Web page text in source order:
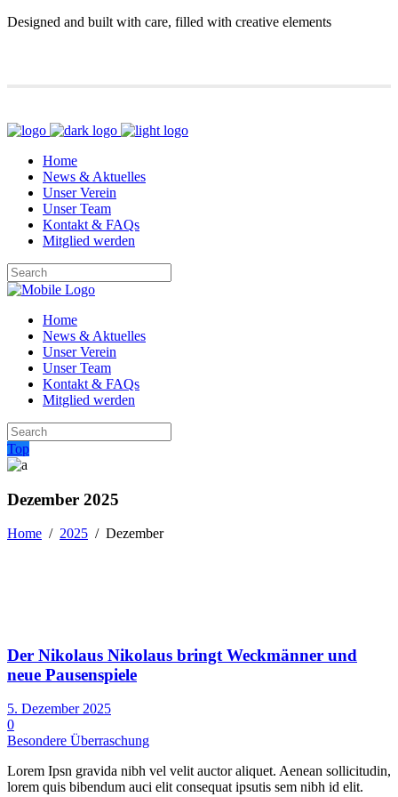
Designed and built with care, filled with creative elements
Home
News & Aktuelles
Unser Verein
Unser Team
Kontakt & FAQs
Mitglied werden
Home
News & Aktuelles
Unser Verein
Unser Team
Kontakt & FAQs
Mitglied werden
Top
Dezember 2025
Home / 2025 / Dezember
Der Nikolaus Nikolaus bringt Weckmänner und
neue Pausenspiele
5. Dezember 2025
0
Besondere Überraschung
Lorem Ipsn gravida nibh vel velit auctor aliquet. Aenean sollicitudin,
lorem quis bibendum auci elit consequat ipsutis sem nibh id elit.